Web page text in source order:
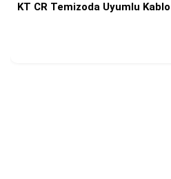
KT CR Temizoda Uyumlu